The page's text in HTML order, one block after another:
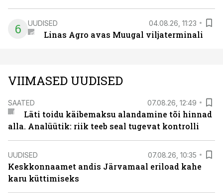
6 UUDISED 04.08.26, 11:23
Linas Agro avas Muugal viljaterminali
VIIMASED UUDISED
SAATED 07.08.26, 12:49
Läti toidu käibemaksu alandamine tõi hinnad
alla. Analüütik: riik teeb seal tugevat kontrolli
UUDISED 07.08.26, 10:35
Keskkonnaamet andis Järvamaal eriload kahe
karu küttimiseks